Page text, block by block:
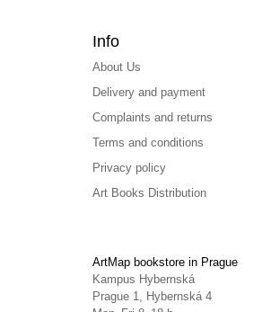
Info
About Us
Delivery and payment
Complaints and returns
Terms and conditions
Privacy policy
Art Books Distribution
ArtMap bookstore in Prague
Kampus Hybernská
Prague 1, Hybernská 4